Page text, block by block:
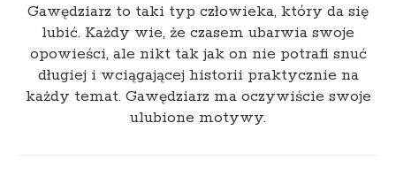
Gawędziarz to taki typ człowieka, który da się
lubić. Każdy wie, że czasem ubarwia swoje
opowieści, ale nikt tak jak on nie potrafi snuć
długiej i wciągającej historii praktycznie na
każdy temat. Gawędziarz ma oczywiście swoje
ulubione motywy.